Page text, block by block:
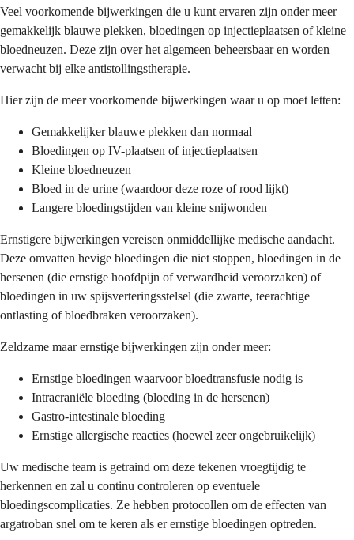
Veel voorkomende bijwerkingen die u kunt ervaren zijn onder meer
gemakkelijk blauwe plekken, bloedingen op injectieplaatsen of kleine
bloedneuzen. Deze zijn over het algemeen beheersbaar en worden
verwacht bij elke antistollingstherapie.
Hier zijn de meer voorkomende bijwerkingen waar u op moet letten:
Gemakkelijker blauwe plekken dan normaal
Bloedingen op IV-plaatsen of injectieplaatsen
Kleine bloedneuzen
Bloed in de urine (waardoor deze roze of rood lijkt)
Langere bloedingstijden van kleine snijwonden
Ernstigere bijwerkingen vereisen onmiddellijke medische aandacht.
Deze omvatten hevige bloedingen die niet stoppen, bloedingen in de
hersenen (die ernstige hoofdpijn of verwardheid veroorzaken) of
bloedingen in uw spijsverteringsstelsel (die zwarte, teerachtige
ontlasting of bloedbraken veroorzaken).
Zeldzame maar ernstige bijwerkingen zijn onder meer:
Ernstige bloedingen waarvoor bloedtransfusie nodig is
Intracraniële bloeding (bloeding in de hersenen)
Gastro-intestinale bloeding
Ernstige allergische reacties (hoewel zeer ongebruikelijk)
Uw medische team is getraind om deze tekenen vroegtijdig te
herkennen en zal u continu controleren op eventuele
bloedingscomplicaties. Ze hebben protocollen om de effecten van
argatroban snel om te keren als er ernstige bloedingen optreden.